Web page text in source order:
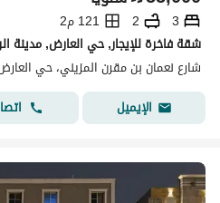
3
2
121 م2
شقة فاخرة للإيجار, حي العارض, مدينة
شارع نعمان بن مقرن المزيني، حي
الإيميل